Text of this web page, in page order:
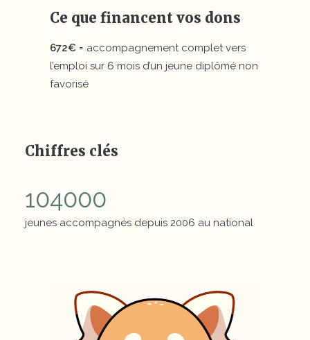
Ce que financent vos dons
672€ = accompagnement complet vers
l’emploi sur 6 mois d’un jeune diplômé non
favorisé
Chiffres clés
104000
jeunes accompagnés depuis 2006 au national